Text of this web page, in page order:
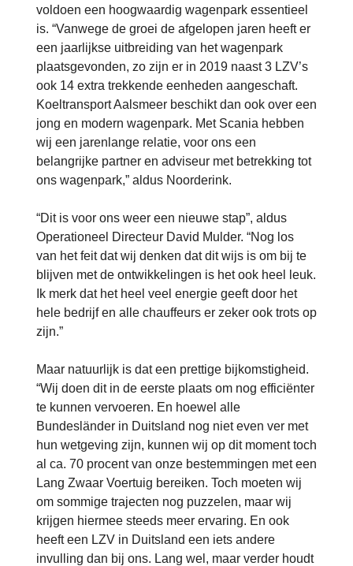
voldoen een hoogwaardig wagenpark essentieel
is. “Vanwege de groei de afgelopen jaren heeft er
een jaarlijkse uitbreiding van het wagenpark
plaatsgevonden, zo zijn er in 2019 naast 3 LZV’s
ook 14 extra trekkende eenheden aangeschaft.
Koeltransport Aalsmeer beschikt dan ook over een
jong en modern wagenpark. Met Scania hebben
wij een jarenlange relatie, voor ons een
belangrijke partner en adviseur met betrekking tot
ons wagenpark,” aldus Noorderink.
“Dit is voor ons weer een nieuwe stap”, aldus
Operationeel Directeur David Mulder. “Nog los
van het feit dat wij denken dat dit wijs is om bij te
blijven met de ontwikkelingen is het ook heel leuk.
Ik merk dat het heel veel energie geeft door het
hele bedrijf en alle chauffeurs er zeker ook trots op
zijn.”
Maar natuurlijk is dat een prettige bijkomstigheid.
“Wij doen dit in de eerste plaats om nog efficiënter
te kunnen vervoeren. En hoewel alle
Bundesländer in Duitsland nog niet even ver met
hun wetgeving zijn, kunnen wij op dit moment toch
al ca. 70 procent van onze bestemmingen met een
Lang Zwaar Voertuig bereiken. Toch moeten wij
om sommige trajecten nog puzzelen, maar wij
krijgen hiermee steeds meer ervaring. En ook
heeft een LZV in Duitsland een iets andere
invulling dan bij ons. Lang wel, maar verder houdt